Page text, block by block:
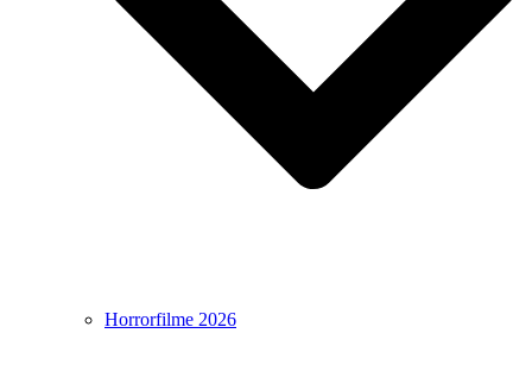
Horrorfilme 2026